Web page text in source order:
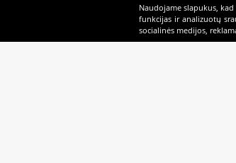
Naudojame slapukus,
funkcijas ir analizuotų
socialinės medijos,